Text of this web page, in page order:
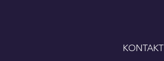
KONTAKT